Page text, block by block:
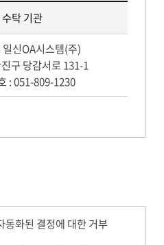
수탁 기관
일신OA시스템(주)
구 당감서로 131-1
: 051-809-1230
화된 결정에 대한 거부